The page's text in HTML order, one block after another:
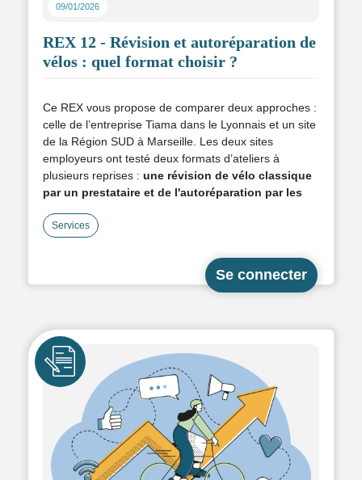
09/01/2026
REX 12 - Révision et autoréparation de
vélos : quel format choisir ?
Ce REX vous propose de comparer deux approches :
celle de l’entreprise Tiama dans le Lyonnais et un site
de la Région SUD à Marseille. Les deux sites
employeurs ont testé deux formats d’ateliers à
plusieurs reprises : une révision de vélo classique
par un prestataire et de l'autoréparation par les
inconvénients de chacun d’entre eux. De quoi faire le
Critères concernés : les 3.1, plus particulièrement, le
Services
Icône